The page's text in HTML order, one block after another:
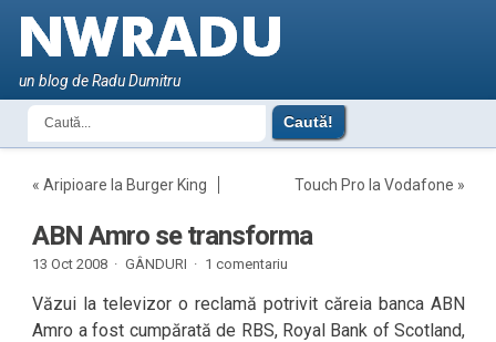
un blog de Radu Dumitru
«Aripioare la Burger King Touch Pro la Vodafone »
ABN Amro se transforma
13 Oct 2008 · GÂNDURI · 1 comentariu
Văzui la televizor o reclamă potrivit căreia banca ABN
Amro a fost cumpărată de RBS, Royal Bank of Scotland,